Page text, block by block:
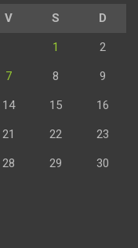
V S D
1 2
7 8 9
14 15 16
21 22 23
28 29 30